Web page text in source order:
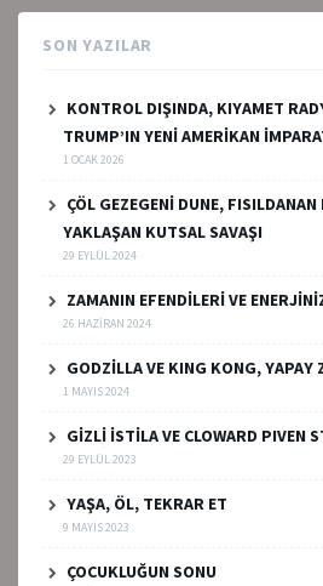
SON YAZILAR
KONTROL DIŞINDA, KIYAMET
TRUMP’IN YENİ AMERİKAN
1 OCAK 2026
ÇÖL GEZEGENİ DUNE, FISILDANAN
YAKLAŞAN KUTSAL SAVAŞI
29 EYLÜL 2024
ZAMANIN EFENDİLERİ VE
26 HAZIRAN 2024
GODZİLLA VE KING KONG, YAPAY
1 MAYIS 2024
GİZLİ İSTİLA VE CLOWARD PIVEN
29 EYLÜL 2023
YAŞA, ÖL, TEKRAR ET
9 MAYIS 2023
ÇOCUKLUĞUN SONU